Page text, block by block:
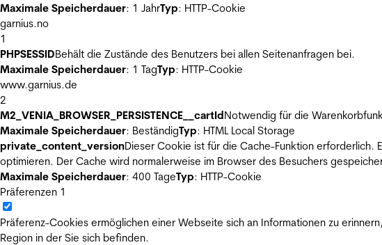
Maximale Speicherdauer: 1 JahrTyp: HTTP-Cookie
garnius.no
1
PHPSESSIDBehält die Zustände des Benutzers bei allen Seitenanfragen bei.
Maximale Speicherdauer: 1 TagTyp: HTTP-Cookie
www.garnius.de
2
M2_VENIA_BROWSER_PERSISTENCE__cartIdNotwendig für die
Maximale Speicherdauer: BeständigTyp: HTML Local Storage
private_content_versionDieser Cookie ist für die Cache-Funktion
optimieren. Der Cache wird normalerweise im Browser des Besuchers
Maximale Speicherdauer: 400 TageTyp: HTTP-Cookie
Präferenzen 1
Präferenz-Cookies ermöglichen einer Webseite sich an Informationen zu
Region in der Sie sich befinden.